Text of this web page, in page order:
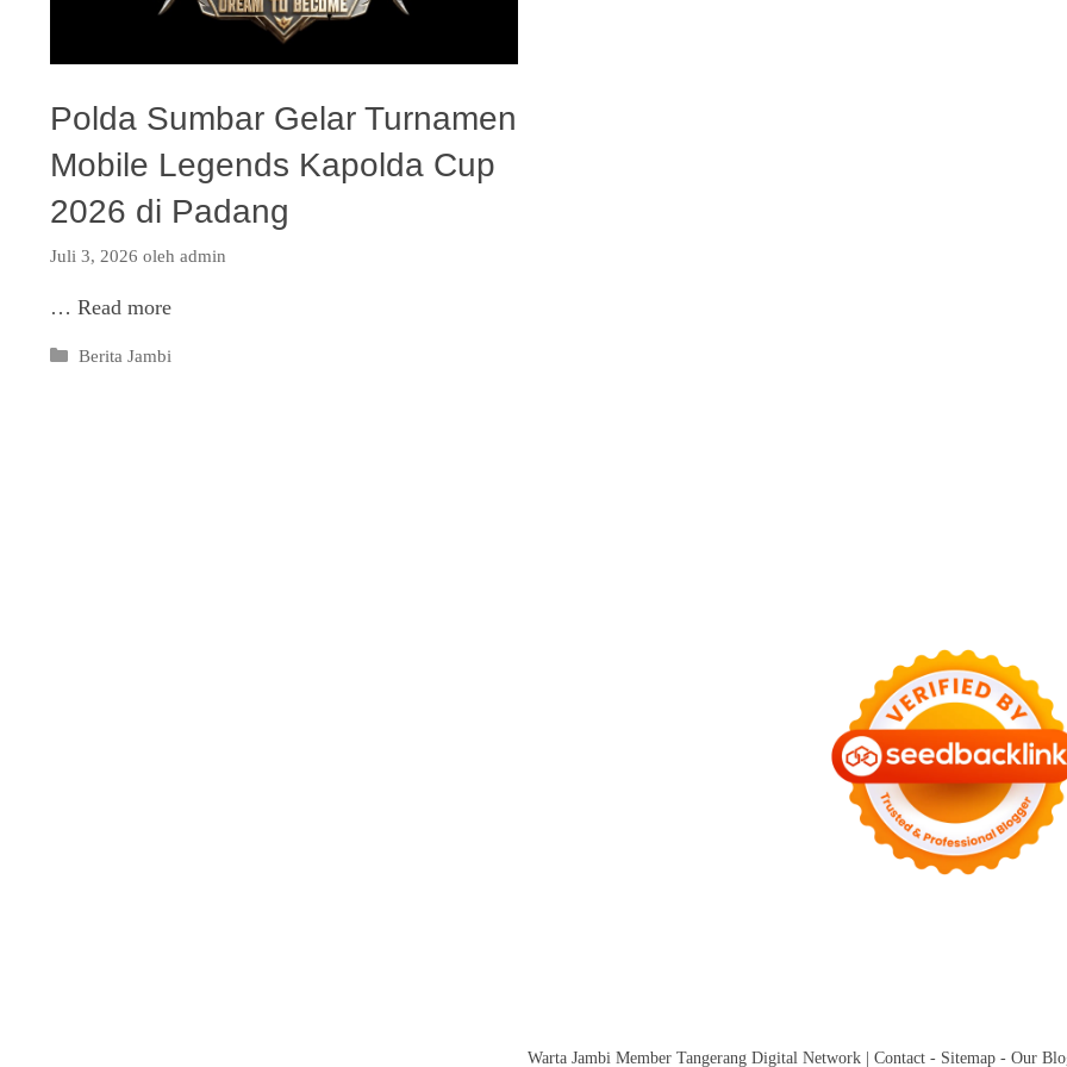
Polda Sumbar Gelar Turnamen
Mobile Legends Kapolda Cup
2026 di Padang
Juli 3, 2026 oleh admin
… Read more
Kategori
Berita Jambi
Warta Jambi Member Tangerang Digital Network| Contact- Sitemap- Our